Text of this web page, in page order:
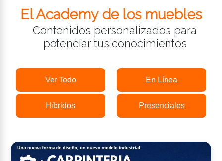
El Academy de los muebles
Contenidos personalizados para
potenciar tus conocimientos
Ver Todo En Línea
Híbridos Presenciales